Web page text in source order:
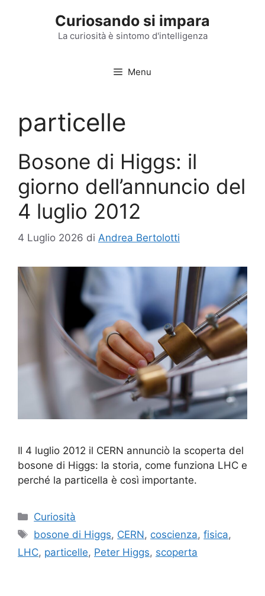
Curiosando si impara
La curiosità è sintomo d'intelligenza
Menu
particelle
Bosone di Higgs: il
giorno dell’annuncio del
4 luglio 2012
4 Luglio 2026 di Andrea Bertolotti
Il 4 luglio 2012 il CERN annunciò la scoperta del
bosone di Higgs: la storia, come funziona LHC e
perché la particella è così importante.
Categorie
Curiosità
Tag
bosone di Higgs, CERN, coscienza,fisica,
LHC, particelle, Peter Higgs, scoperta